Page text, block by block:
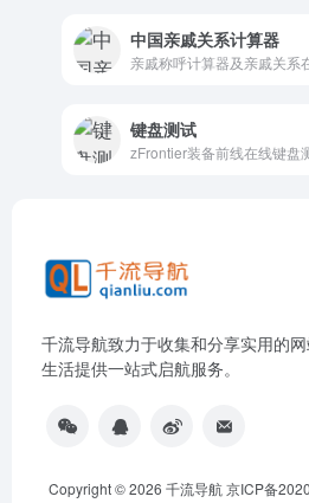
中国亲戚关系计算器
亲戚称呼计算器及亲戚关系
键盘测试
千流导航致力于收集和分享实用的
生活提供一站式启航服务。
Copyright © 2026 千流导航京ICP备